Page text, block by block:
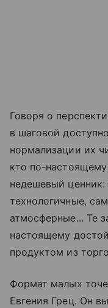
Говоря о
в шаговой
нормализации их
кто по-
недешевый
технологичные,
атмосферные... Те
настоящему
продуктом из
Формат малых
Евгения Грец. Он